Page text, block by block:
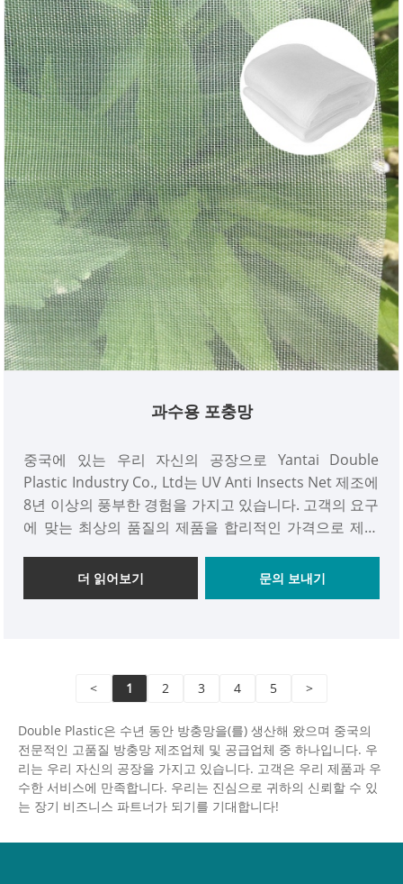
과수용 포충망
중국에 있는 우리 자신의 공장으로 Yantai Double
Plastic Industry Co., Ltd는 UV Anti Insects Net 제조에
8년 이상의 풍부한 경험을 가지고 있습니다. 고객의 요구
에 맞는 최상의 품질의 제품을 합리적인 가격으로 제공
Tree는 온실, 정원 및 과수원에서 널리 사용됩니다. 과일
나무를 위한 우리의 곤충 그물은 진딧물, 곤충 또는 해충
더 읽어보기 문의 보내기
< 1 2 3 4 5 >
Double Plastic은 수년 동안 방충망을(를) 생산해 왔으며 중국의
전문적인 고품질 방충망 제조업체 및 공급업체 중 하나입니다. 우
리는 우리 자신의 공장을 가지고 있습니다. 고객은 우리 제품과 우
수한 서비스에 만족합니다. 우리는 진심으로 귀하의 신뢰할 수 있
는 장기 비즈니스 파트너가 되기를 기대합니다!